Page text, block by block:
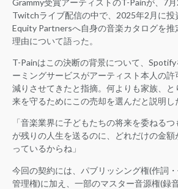
Twitchライブ配信の中で、2025年2月に
Equity Partnersへ自身の音楽カタログを推
理由について語った。
T-Painはこの決断の背景について、
ーミングサービスがアーティスト本人の許
減りさせてきたと指摘。何よりも家族、
来を守るためにこの売却を選んだと説明し
「音楽業界に子どもたちの将来を委ねる
が残りの人生を送るのに、どれだけの金
っているからね」
今回の契約には、パブリッシング権(作詞
管理権)に加え、一部のマスター音源権(録